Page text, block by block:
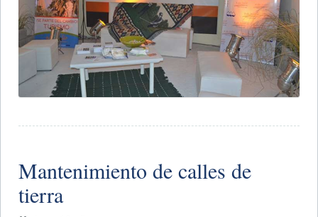
Mantenimiento de calles de
tierra